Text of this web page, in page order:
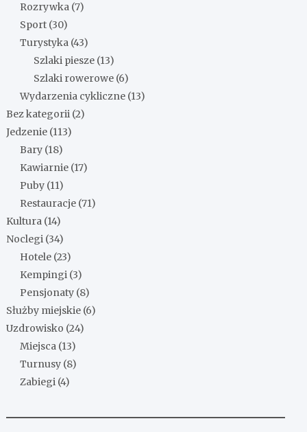
Rozrywka (7)
Sport (30)
Turystyka (43)
Szlaki piesze (13)
Szlaki rowerowe (6)
Wydarzenia cykliczne (13)
Bez kategorii (2)
Jedzenie (113)
Bary (18)
Kawiarnie (17)
Puby (11)
Restauracje (71)
Kultura (14)
Noclegi (34)
Hotele (23)
Kempingi (3)
Pensjonaty (8)
Służby miejskie (6)
Uzdrowisko (24)
Miejsca (13)
Turnusy (8)
Zabiegi (4)